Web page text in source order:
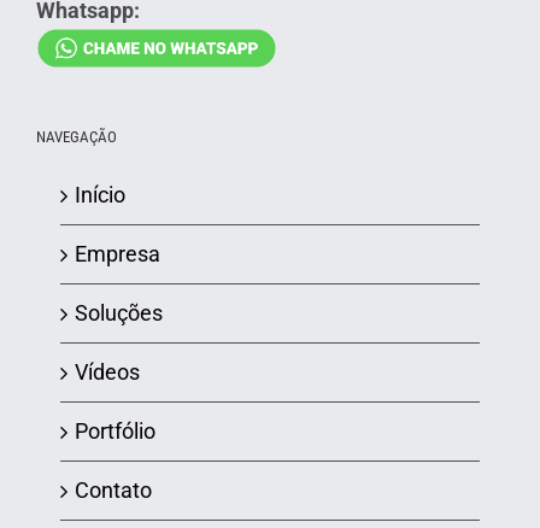
Whatsapp:
NAVEGAÇÃO
Início
Empresa
Soluções
Vídeos
Portfólio
Contato